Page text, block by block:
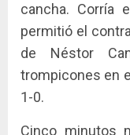
cancha. Corría
permitió el
de Néstor
trompicones en
1-0.
Cinco minutos